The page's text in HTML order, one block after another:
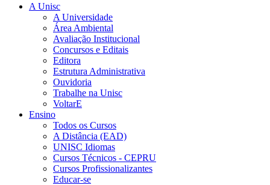
A Unisc
A Universidade
Área Ambiental
Avaliação Institucional
Concursos e Editais
Editora
Estrutura Administrativa
Ouvidoria
Trabalhe na Unisc
VoltarE
Ensino
Todos os Cursos
A Distância (EAD)
UNISC Idiomas
Cursos Técnicos - CEPRU
Cursos Profissionalizantes
Educar-se